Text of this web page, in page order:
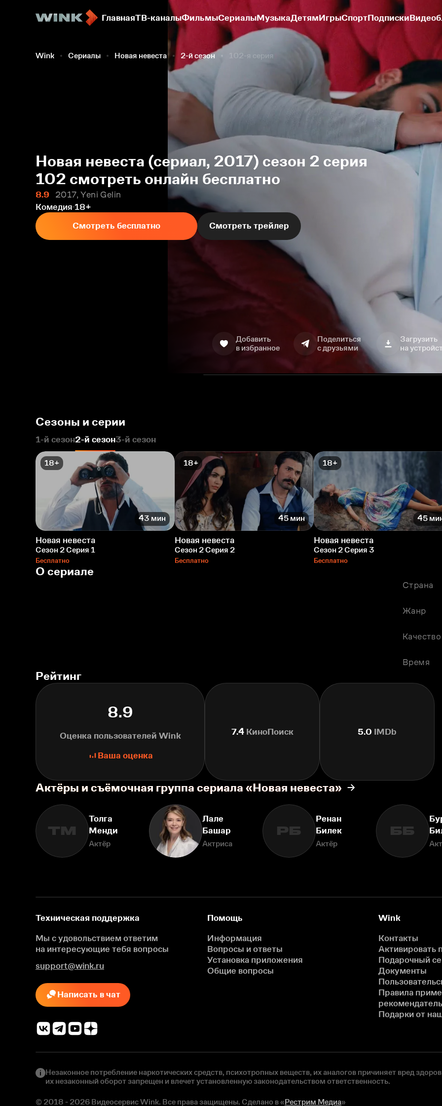
ГлавнаяТВ-каналыФильмыСериалыМузыкаДетямИгрыСпортПодписки
Wink Сериалы Новая невеста 2-й сезон 102-я серия
Новая невеста (сериал, 2017) сезон 2 серия
102 смотреть онлайн бесплатно
8.9
2017, Yeni Gelin
Комедия 18+
Смотреть бесплатно
Смотреть трейлер
Добавить
в избранное
Поделиться
с друзьями
Загрузить
на
Сезоны и серии
1-й сезон2-й сезон3-й сезон
18+
43 мин
Новая невеста
Сезон 2 Серия 1
Бесплатно
18+
45 мин
Новая невеста
Сезон 2 Серия 2
Бесплатно
18+
45
Новая невеста
Сезон 2 Серия 3
Бесплатно
О сериале
Страна
Жанр
Качество
Время
Рейтинг
8.9
Оценка пользователей Wink
Ваша оценка
7.4КиноПоиск 5.0 IMDb
Актёры и съёмочная группа сериала «Новая невеста»
ТМ
Толга
Менди
Актёр
Лале
Башар
Актриса
РБ
Ренан
Билек
Актёр
ББ
Техническая поддержка
Мы с удовольствием ответим
на интересующие тебя вопросы
support@wink.ru
Написать в чат
Помощь
Информация
Вопросы и ответы
Установка приложения
Общие вопросы
Wink
Контакты
Активировать
Подарочный
Документы
Правила
Подарки от
Незаконное потребление наркотических средств, психотропных веществ, их аналогов причиняет вред
их незаконный оборот запрещен и влечет установленную законодательством ответственность.
© 2018 - 2026 Видеосервис Wink. Все права защищены. Сделано в «Рестрим Медиа»